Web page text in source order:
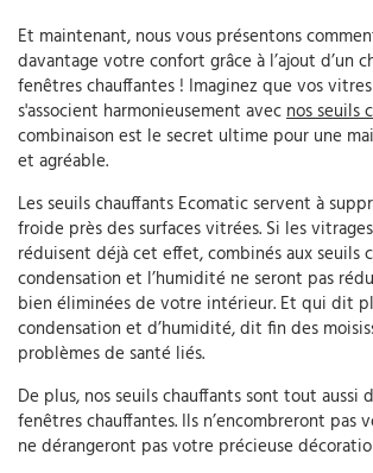
Et maintenant, nous vous présentons
davantage votre confort grâce à l’ajout d’un
fenêtres chauffantes ! Imaginez que vos
s'associent harmonieusement avecnos seuils
combinaison est le secret ultime pour une
et agréable.
Les seuils chauffants Ecomatic servent à
froide près des surfaces vitrées. Si les
réduisent déjà cet effet, combinés aux seuils
condensation et l’humidité ne seront pas
bien éliminées de votre intérieur. Et qui dit
condensation et d’humidité, dit fin des
problèmes de santé liés.
De plus, nos seuils chauffants sont tout aussi
fenêtres chauffantes. Ils n’encombreront pas
ne dérangeront pas votre précieuse